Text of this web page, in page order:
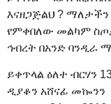
እናዘጋጅልህ ? ማለታችን
የምቀበለው መልካም
ኅብረት በአንድ ባንዲራ
ይቀጥላል ዕለተ ብርሃን
ዲያቆን አሸናፊ መኰንን